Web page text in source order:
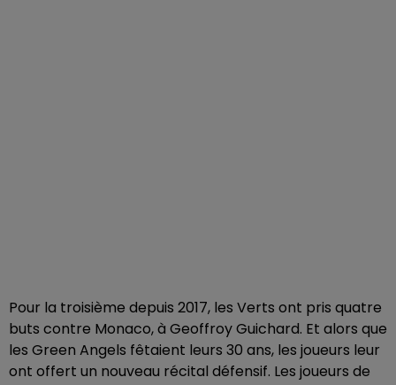
Pour la troisième depuis 2017, les Verts ont pris quatre
buts contre Monaco, à Geoffroy Guichard. Et alors que
les Green Angels fêtaient leurs 30 ans, les joueurs leur
ont offert un nouveau récital défensif. Les joueurs de